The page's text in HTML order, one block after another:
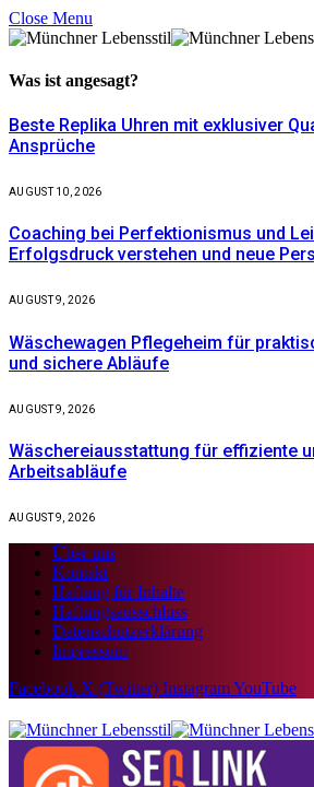
Close Menu
Was ist angesagt?
Beste Replika Uhren mit exklusiver
Ansprüche
AUGUST 10, 2026
Coaching bei Perfektionismus und
Erfolgsdruck verstehen und neue
AUGUST 9, 2026
Wäschewagen Pflegeheim für
und sichere Abläufe
AUGUST 9, 2026
Wäschereiausstattung für effiziente
Arbeitsabläufe
AUGUST 9, 2026
Über uns
Kontakt
Haftung für Inhalte
Haftungsausschluss
Datenschutzerklärung
Impressum
Facebook X (Twitter) InstagramYouTube